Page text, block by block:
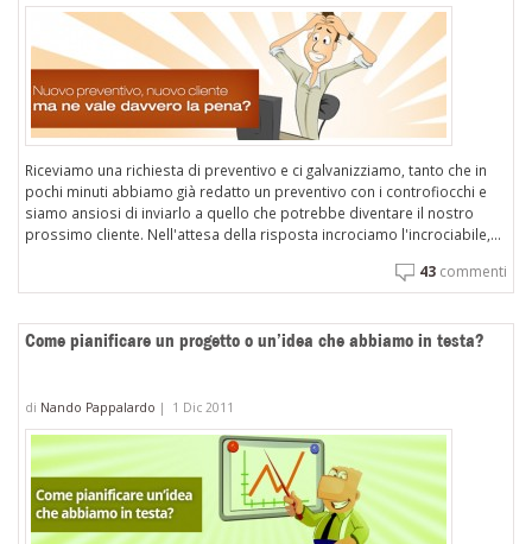
Riceviamo una richiesta di preventivo e ci galvanizziamo, tanto che in
pochi minuti abbiamo già redatto un preventivo con i controfiocchi e
siamo ansiosi di inviarlo a quello che potrebbe diventare il nostro
prossimo cliente. Nell'attesa della risposta incrociamo l'incrociabile,...
43 commenti
Come pianificare un progetto o un’idea che abbiamo in testa?
di Nando Pappalardo | 1 Dic 2011